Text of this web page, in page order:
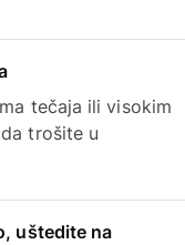
tečaja ili visokim
trošite u
uštedite na